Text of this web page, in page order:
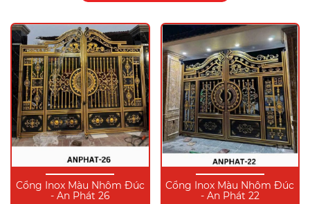
Cổng Inox Màu Nhôm Đúc
- An Phát 26
Cổng Inox Màu Nhôm Đúc
- An Phát 22